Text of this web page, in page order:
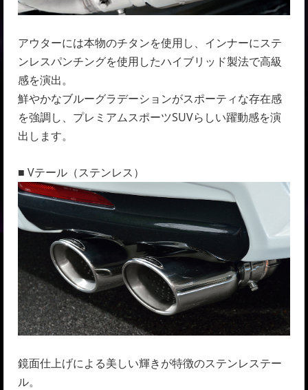
アウターには本物のチタンを使用し、インナーにステ
ンレスパンチングを使用したハイブリッド製法で高級
感を演出。
鮮やかなブルーグラデーションがスポーティな存在感
を強調し、プレミアムスポーツSUVらしい躍動感を演
出します。
■ Vテール（ステンレス）
鏡面仕上げによる美しい輝きが特徴のステンレステー
ル。